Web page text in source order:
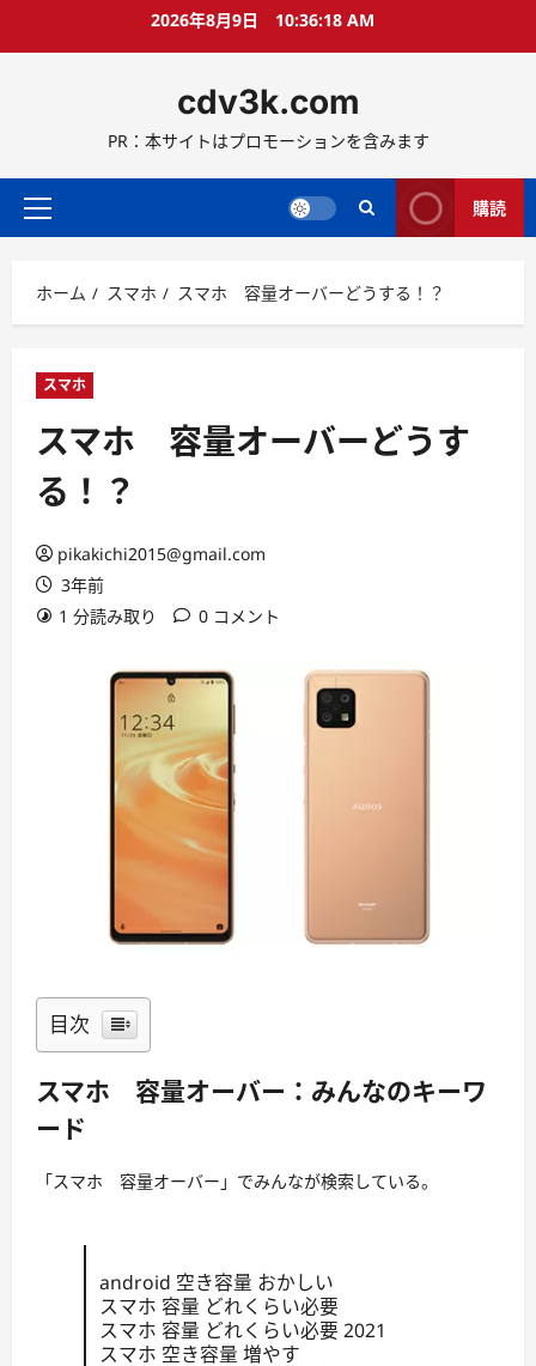
ス
ッ
2026年8月9日 10:36:19 AM
cdv3k.com
PR：本サイトはプロモーションを含みます
メ
メ
ニ
ー
購読
ホーム スマホ スマホ 容量オーバーどうする！？
スマホ
スマホ 容量オーバーどうす
る！？
pikakichi2015@gmail.com
3年前
1 分読み取り
0 コメント
目次
スマホ 容量オーバー：みんなのキーワ
ード
「スマホ 容量オーバー」でみんなが検索している。
android 空き容量 おかしい
スマホ 容量 どれくらい必要
スマホ 容量 どれくらい必要 2021
スマホ 空き容量 増やす